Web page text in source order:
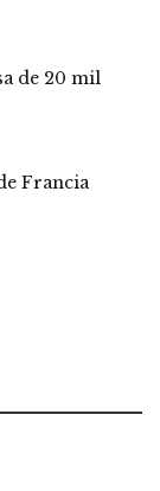
de 20 mil
Francia